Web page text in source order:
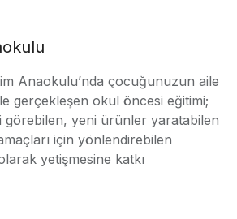
Anaokulu’nda çocuğunuzun aile
gerçekleşen okul öncesi eğitimi;
görebilen, yeni ürünler yaratabilen
için yönlendirebilen
yetişmesine katkı